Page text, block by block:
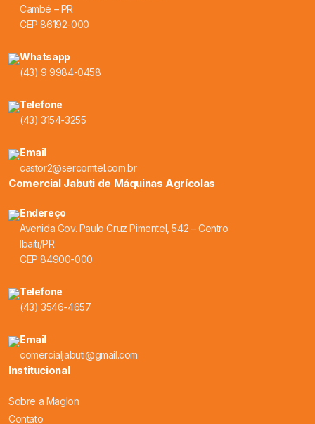
Cambé – PR
CEP 86192-000
Whatsapp
(43) 9 9984-0458
Telefone
(43) 3154-3255
Email
castor2@sercomtel.com.br
Comercial Jabuti de Máquinas Agrícolas
Endereço
Avenida Gov. Paulo Cruz Pimentel, 542 – Centro
Ibaiti/PR
CEP 84900-000
Telefone
(43) 3546-4657
Email
comercialjabuti@gmail.com
Institucional
Sobre a Maglon
Contato